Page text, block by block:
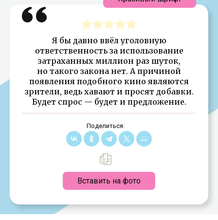
Я бы давно ввёл уголовную
ответственность за использование
затраханных миллион раз шуток,
но такого закона нет. А причиной
появления подобного кино являются
зрители, ведь хавают и просят добавки.
Будет спрос — будет и предложение.
Поделиться:
Вставить на фото